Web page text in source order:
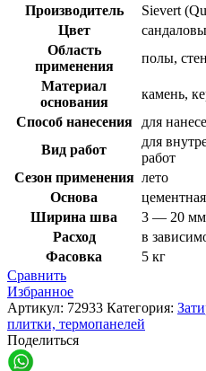
Производитель
Sievert
Цвет
Область
применения
полы,
Материал
основания
камень,
Способ нанесения
для
Вид работ
для
работ
Сезон применения лето
Основа
цементная
Ширина шва
3 — 20 мм
Расход
в
Фасовка
5 кг
Сравнить
Избранное
Артикул: 72933 Категория:
плитки, термопанелей
Поделиться